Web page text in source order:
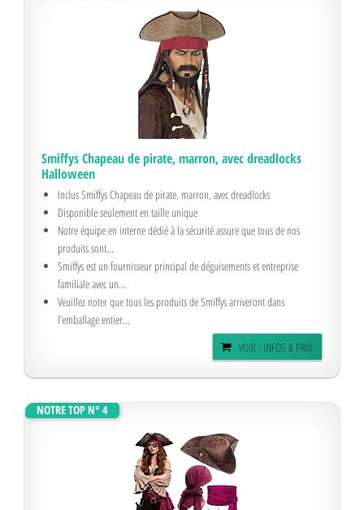
Smiffys Chapeau de pirate, marron, avec dreadlocks
Halloween
Inclus Smiffys Chapeau de pirate, marron, avec dreadlocks
Disponible seulement en taille unique
Notre équipe en interne dédié à la sécurité assure que tous de nos
produits sont...
Smiffys est un fournisseur principal de déguisements et entreprise
familiale avec un...
Veuillez noter que tous les produits de Smiffys arriveront dans
l’emballage entier...
VOIR : INFOS & PRIX
NOTRE TOP N° 4